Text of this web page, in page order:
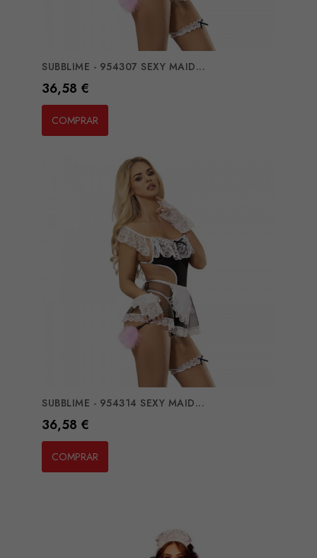
SUBBLIME - 954307 SEXY MAID...
Preço
36,58 €
COMPRAR
SUBBLIME - 954314 SEXY MAID...
Preço
36,58 €
COMPRAR